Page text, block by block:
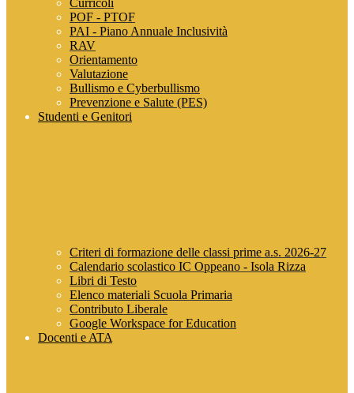
Curricoli
POF - PTOF
PAI - Piano Annuale Inclusività
RAV
Orientamento
Valutazione
Bullismo e Cyberbullismo
Prevenzione e Salute (PES)
Studenti e Genitori
Criteri di formazione delle classi prime a.s. 2026-27
Calendario scolastico IC Oppeano - Isola Rizza
Libri di Testo
Elenco materiali Scuola Primaria
Contributo Liberale
Google Workspace for Education
Docenti e ATA